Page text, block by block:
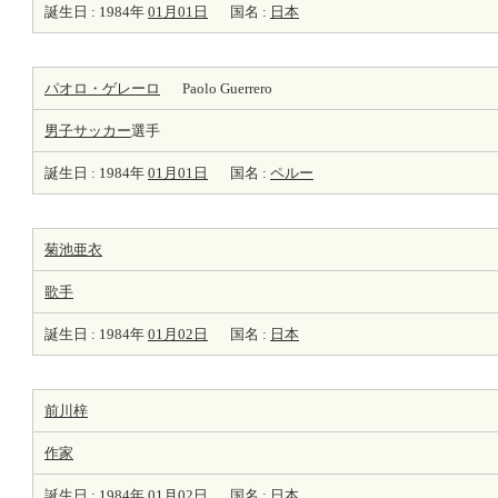
誕生日 : 1984年 01月01日 国名 : 日本
パオロ・ゲレーロ Paolo Guerrero
男子サッカー選手
誕生日 : 1984年 01月01日 国名 : ペルー
菊池亜衣
歌手
誕生日 : 1984年 01月02日 国名 : 日本
前川梓
作家